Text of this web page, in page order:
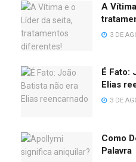
A
3 DE
É Fato:
Elias
3 DE
Como
Palavra